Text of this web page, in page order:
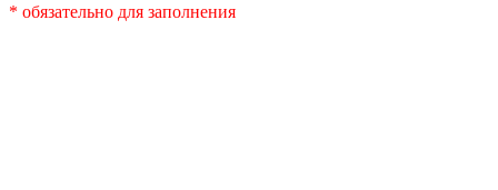
* обязательно для заполнения